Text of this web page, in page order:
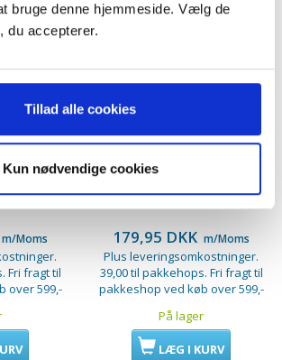
bruge denne hjemmeside. Vælg de
du accepterer.
Tillad alle cookies
Kun nødvendige cookies
35 mm
m/Moms
Fri fragt til
over 599,-
Pelican - næb
179,95 DKK m/Moms
Plus leveringsomkostninger.
39,00 til pakkehops. Fri fragt til
pakkeshop ved køb over 599,-
På lager
LÆG I KURV